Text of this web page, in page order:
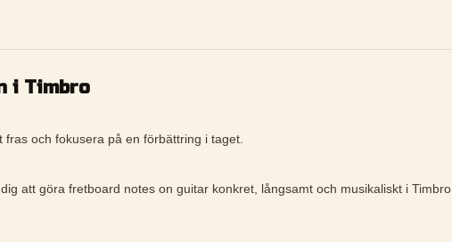
i Timbro
fras och fokusera på en förbättring i taget.
att göra fretboard notes on guitar konkret, långsamt och musikaliskt i Timbro